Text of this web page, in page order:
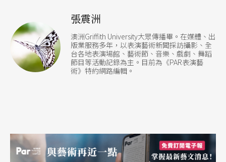
張震洲
澳洲Griffith University大眾傳播畢。在媒體、出
版業服務多年，以表演藝術新聞採訪攝影、全
台各地表演場館、藝術節、音樂、戲劇、舞蹈
節目等活動記錄為主。目前為《PAR表演藝
術》特約網路編輯。